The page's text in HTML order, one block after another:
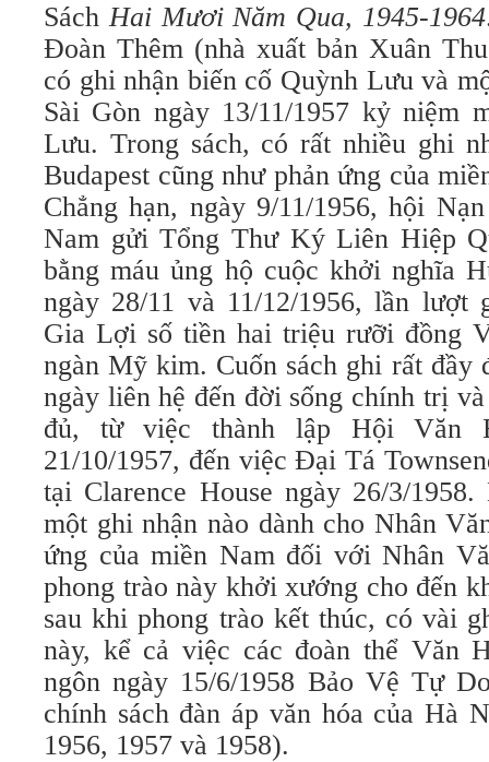
SáchHai Mươi Năm Qua, 1945-
Ðoàn Thêm (nhà xuất bản Xuân
có ghi nhận biến cố Quỳnh Lưu và
Sài Gòn ngày 13/11/1957 kỷ niệm
Lưu. Trong sách, có rất nhiều ghi
Budapest cũng như phản ứng của
Chẳng hạn, ngày 9/11/1956, hội
Nam gửi Tổng Thư Ký Liên Hiệp
bằng máu ủng hộ cuộc khởi nghĩa
ngày 28/11 và 11/12/1956, lần lượt
Gia Lợi số tiền hai triệu rưỡi đồng
ngàn Mỹ kim. Cuốn sách ghi rất đầy
ngày liên hệ đến đời sống chính trị
đủ, từ việc thành lập Hội Văn
21/10/1957, đến việc Ðại Tá
tại Clarence House ngày 26/3/
một ghi nhận nào dành cho Nhân
ứng của miền Nam đối với Nhân
phong trào này khởi xướng cho đến
sau khi phong trào kết thúc, có vài
này, kể cả việc các đoàn thể Văn
ngôn ngày 15/6/1958 Bảo Vệ Tự
chính sách đàn áp văn hóa của Hà
1956, 1957 và 1958).